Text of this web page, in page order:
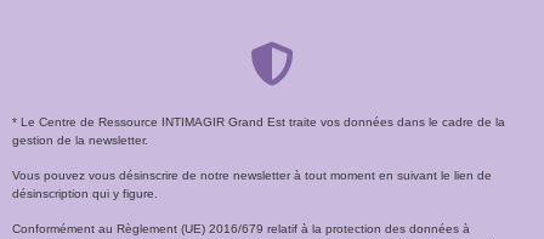
* Le Centre de Ressource INTIMAGIR Grand Est traite vos données dans le cadre de la
gestion de la newsletter.
Vous pouvez vous désinscrire de notre newsletter à tout moment en suivant le lien de
désinscription qui y figure.
Conformément au Règlement (UE) 2016/679 relatif à la protection des données à